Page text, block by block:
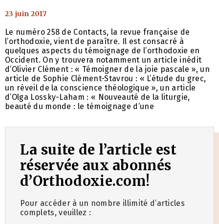
23 juin 2017
Le numéro 258 de Contacts, la revue française de
l’orthodoxie, vient de paraître. Il est consacré à
quelques aspects du témoignage de l’orthodoxie en
Occident. On y trouvera notamment un article inédit
d’Olivier Clément : « Témoigner de la joie pascale », un
article de Sophie Clément-Stavrou : « L’étude du grec,
un réveil de la conscience théologique », un article
d’Olga Lossky-Laham : « Nouveauté de la liturgie,
beauté du monde : le témoignage d’une
La suite de l’article est
réservée aux abonnés
d’Orthodoxie.com!
Pour accéder à un nombre illimité d’articles
complets, veuillez :